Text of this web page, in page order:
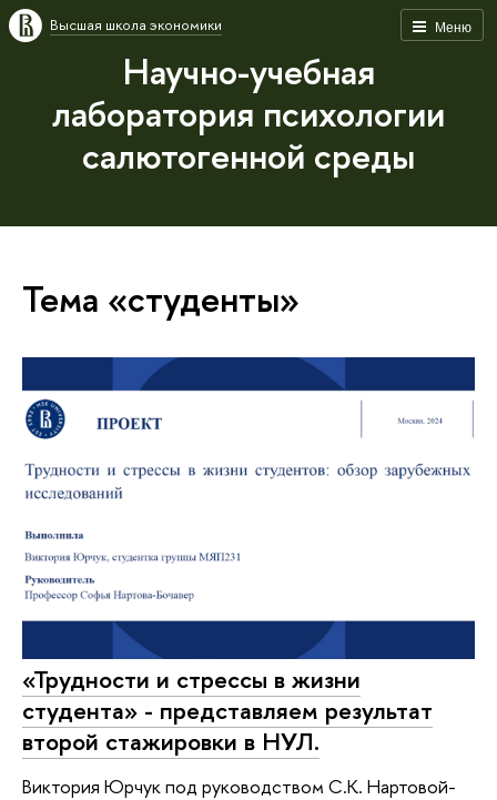
Меню
Высшая школа экономики
Научно-учебная
лаборатория психологии
салютогенной среды
Тема «студенты»
«Трудности и стрессы в жизни
студента» - представляем результат
второй стажировки в НУЛ.
Виктория Юрчук под руководством С.К. Нартовой-